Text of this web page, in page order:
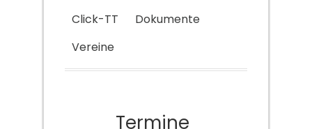
Click-TT
Dokumente
Vereine
Termine